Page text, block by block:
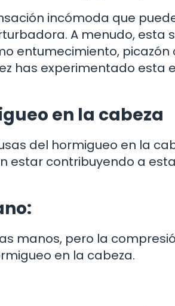
incómoda que
A menudo, esta
entumecimiento, picazón
has experimentado esta
en la cabeza
del hormigueo en la
estar contribuyendo a
manos, pero la
en la cabeza.